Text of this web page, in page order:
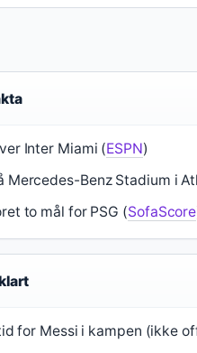
Inter Miami (ESPN)
Mercedes-Benz Stadium i
to mål for PSG (SofaScore
for Messi i kampen (ikke